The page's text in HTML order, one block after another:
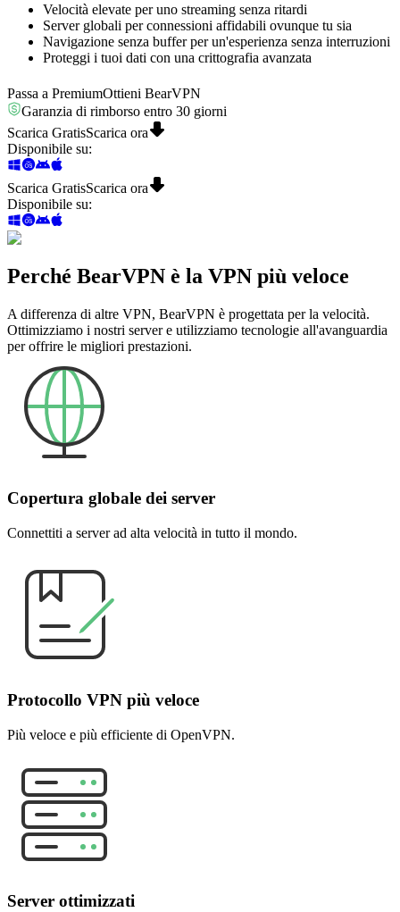
Velocità elevate per uno streaming senza ritardi
Server globali per connessioni affidabili ovunque tu sia
Navigazione senza buffer per un'esperienza senza interruzioni
Proteggi i tuoi dati con una crittografia avanzata
Passa a PremiumOttieni BearVPN
Garanzia di rimborso entro 30 giorni
Scarica GratisScarica ora
Disponibile su:
Scarica GratisScarica ora
Disponibile su:
Perché BearVPN è la VPN più veloce
A differenza di altre VPN, BearVPN è progettata per la velocità.
Ottimizziamo i nostri server e utilizziamo tecnologie all'avanguardia
per offrire le migliori prestazioni.
Copertura globale dei server
Connettiti a server ad alta velocità in tutto il mondo.
Protocollo VPN più veloce
Più veloce e più efficiente di OpenVPN.
Server ottimizzati